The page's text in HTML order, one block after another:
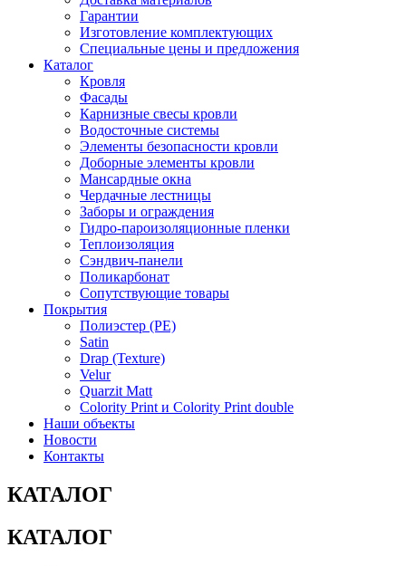
Гарантии
Изготовление комплектующих
Специальные цены и предложения
Каталог
Кровля
Фасады
Карнизные свесы кровли
Водосточные системы
Элементы безопасности кровли
Доборные элементы кровли
Мансардные окна
Чердачные лестницы
Заборы и ограждения
Гидро-пароизоляционные пленки
Теплоизоляция
Сэндвич-панели
Поликарбонат
Сопутствующие товары
Покрытия
Полиэстер (РЕ)
Satin
Drap (Texture)
Velur
Quarzit Matt
Colority Print и Colority Print double
Наши объекты
Новости
Контакты
КАТАЛОГ
КАТАЛОГ